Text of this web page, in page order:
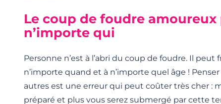
Le coup de foudre
n’importe qui
Personne n’est à l’abri du coup de foudre. Il peut
n’importe quand et à n’importe quel âge ! Penser
autres est une erreur qui peut coûter très cher :
préparé et plus vous serez submergé par cette